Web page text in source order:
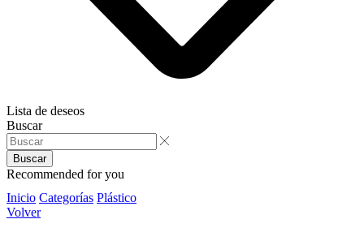
Lista de deseos
Buscar
Buscar
Recommended for you
Inicio Categorías Plástico
Volver